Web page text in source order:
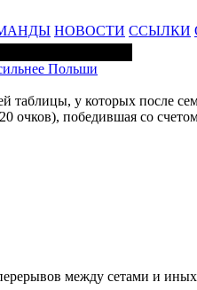
НОВОСТИ ССЫЛКИ
Польши
у которых после
очков), победившая со
между сетами и иных